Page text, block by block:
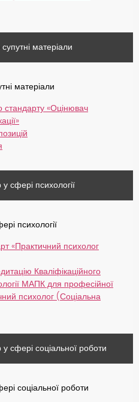
матеріали
матеріали
стандарту «Оцінювач
сфері психології
психології
«Практичний психолог
Кваліфікаційного
МАПК для професійної
психолог (Соціальна
у сфері соціальної роботи
соціальної роботи